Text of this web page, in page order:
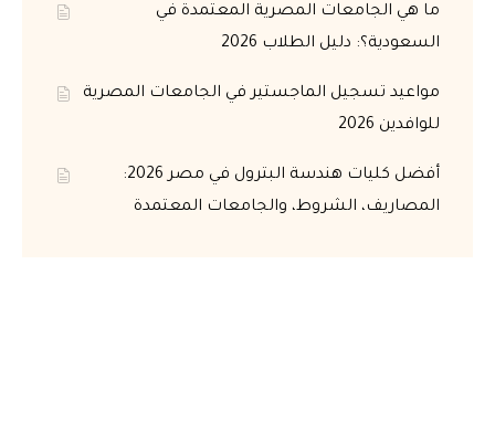
ما هي الجامعات المصرية المعتمدة في
السعودية؟: دليل الطلاب 2026
مواعيد تسجيل الماجستير في الجامعات المصرية
للوافدين 2026
أفضل كليات هندسة البترول في مصر 2026:
المصاريف، الشروط، والجامعات المعتمدة